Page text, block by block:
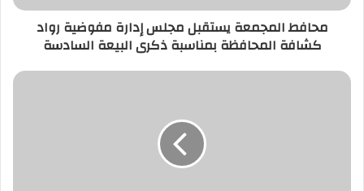
محافط المجمعة يستقبل مجلس إدارة مفوضية رواد
كشافة المحافظة بمناسبة ذكرى البيعة السادسة